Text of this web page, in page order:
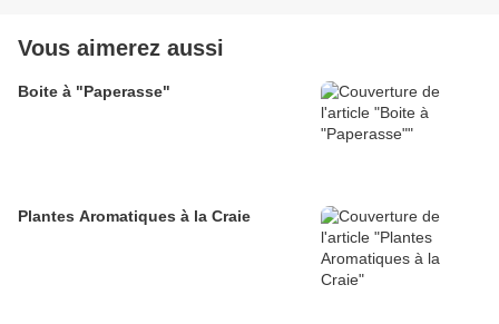
Vous aimerez aussi
Boite à "Paperasse"
Plantes Aromatiques à la Craie